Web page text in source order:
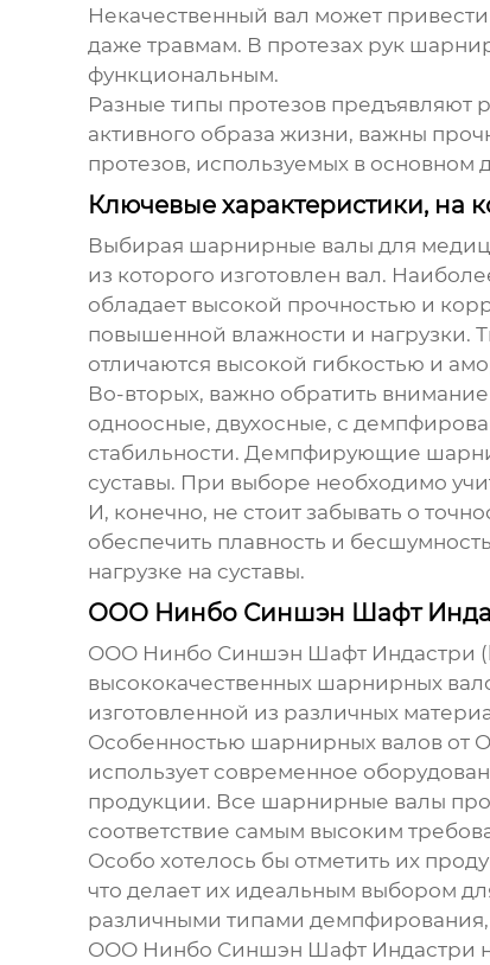
Некачественный вал может
даже травмам. В протезах рук
функциональным.
Разные типы протезов предъявляют
активного образа жизни, важны
протезов, используемых в
Ключевые характеристики, на
Выбирая шарнирные валы для
из которого изготовлен вал.
обладает высокой прочностью и
повышенной влажности и нагрузки.
отличаются высокой гибкостью и
Во-вторых, важно обратить
одноосные, двухосные, с
стабильности. Демпфирующие
суставы. При выборе необходимо
И, конечно, не стоит забывать о
обеспечить плавность и
нагрузке на суставы.
ООО Нинбо Синшэн Шафт
ООО Нинбо Синшэн Шафт Индастри
высококачественных шарнирных
изготовленной из различных
Особенностью шарнирных валовот
использует современное
продукции. Все шарнирные валы
соответствие самым высоким
Особо хотелось бы отметить их
что делает их идеальным выбором
различными типами
ООО Нинбо Синшэн Шафт Индастри